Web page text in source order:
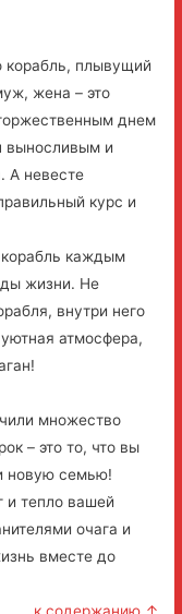
корабль, плывущий
жена – это
днем
выносливым и
А невесте
курс и
каждым
жизни. Не
внутри него
атмосфера,
множество
– это то, что вы
новую семью!
и тепло вашей
очага и
вместе до